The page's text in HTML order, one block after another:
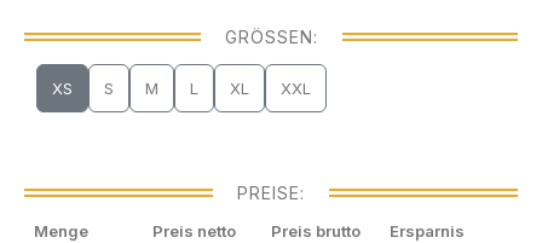
GRÖSSEN:
XS S M L XL XXL
PREISE:
Menge Preis netto Preis brutto Ersparnis